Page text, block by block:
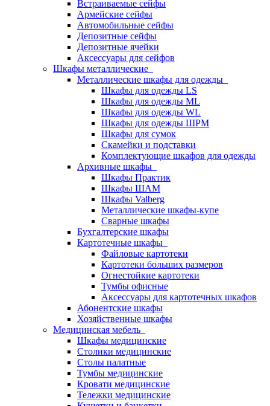
Встраиваемые сейфы
Армейские сейфы
Автомобильные сейфы
Депозитные сейфы
Депозитные ячейки
Аксессуары для сейфов
Шкафы металлические
Металлические шкафы для одежды
Шкафы для одежды LS
Шкафы для одежды ML
Шкафы для одежды WL
Шкафы для одежды ШРМ
Шкафы для сумок
Скамейки и подставки
Комплектующие шкафов для одежды
Архивные шкафы
Шкафы Практик
Шкафы ШАМ
Шкафы Valberg
Металлические шкафы-купе
Сварные шкафы
Бухгалтерские шкафы
Картотечные шкафы
Файловые картотеки
Картотеки больших размеров
Огнестойкие картотеки
Тумбы офисные
Аксессуары для картотечных шкафов
Абонентские шкафы
Хозяйственные шкафы
Медицинская мебель
Шкафы медицинские
Столики медицинские
Столы палатные
Тумбы медицинские
Кровати медицинские
Тележки медицинские